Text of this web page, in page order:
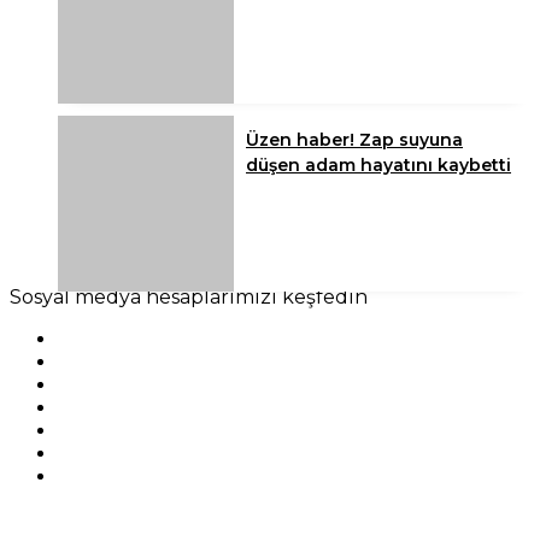
Üzen haber! Zap suyuna
düşen adam hayatını kaybetti
Sosyal medya hesaplarımızı keşfedin